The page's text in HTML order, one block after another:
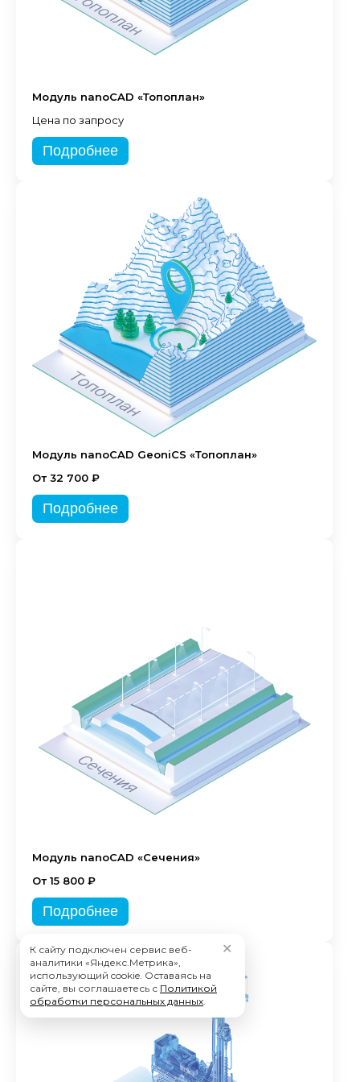
Модуль nanoCAD «Топоплан»
Цена по запросу
Подробнее
Модуль nanoCAD GeoniCS «Топоплан»
От 32 700 ₽
Подробнее
Модуль nanoCAD «Сечения»
От 15 800 ₽
Подробнее
К сайту подключен сервис веб-
аналитики «Яндекс.Метрика»,
использующий cookie. Оставаясь на
сайте, вы соглашаетесь с Политикой
обработки персональных данных.
✕